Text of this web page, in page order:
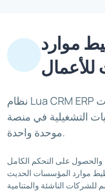
موارد
نظام Lua CRM ERP يساعد الشركات على إدارة المبيعات
التشغيلية في منصة
موحدة واحدة.
والحصول على التحكم الكامل
موارد المؤسسات الحديث